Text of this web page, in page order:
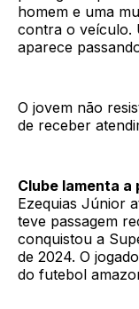
homem e uma
contra o veículo.
aparece
O jovem não
de receber
Clube lamenta
Ezequias Júnior
teve passagem
conquistou a
de 2024. O
do futebol